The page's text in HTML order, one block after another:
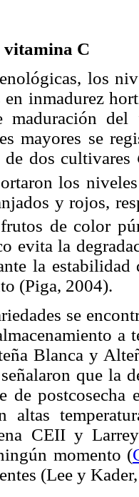
vitamina C
los
en inmadurez
maduración del
mayores se
dos cultivares
los
y rojos,
de color
evita la
la
(Piga, 2004).
se
a
Blanca y
que la
de postcosecha
altas
CEII y
momento (
(Lee y